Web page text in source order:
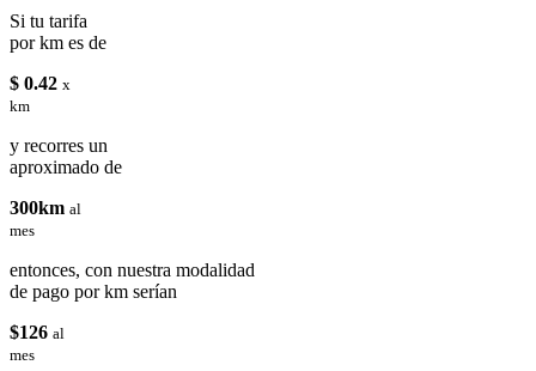
Si tu tarifa
por km es de
$ 0.42 x
km
y recorres un
aproximado de
300km al
mes
entonces, con nuestra modalidad
de pago por km serían
$126 al
mes